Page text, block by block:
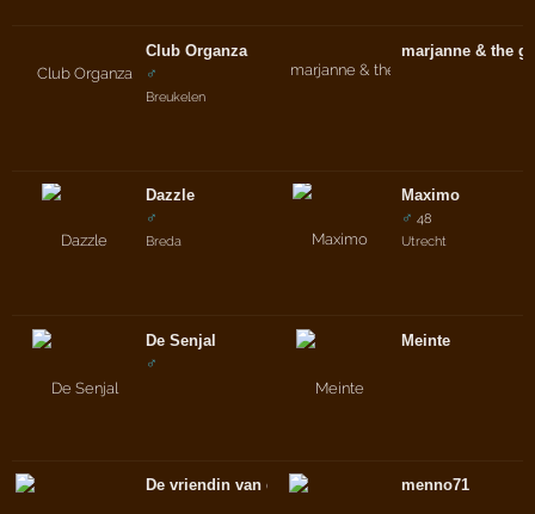
Club Organza
♂
Breukelen
Dazzle
♂
Breda
De Senjal
♂
De vriendin van de broer van
marjanne & the
Maximo
♂ 48
Utrecht
Meinte
menno71